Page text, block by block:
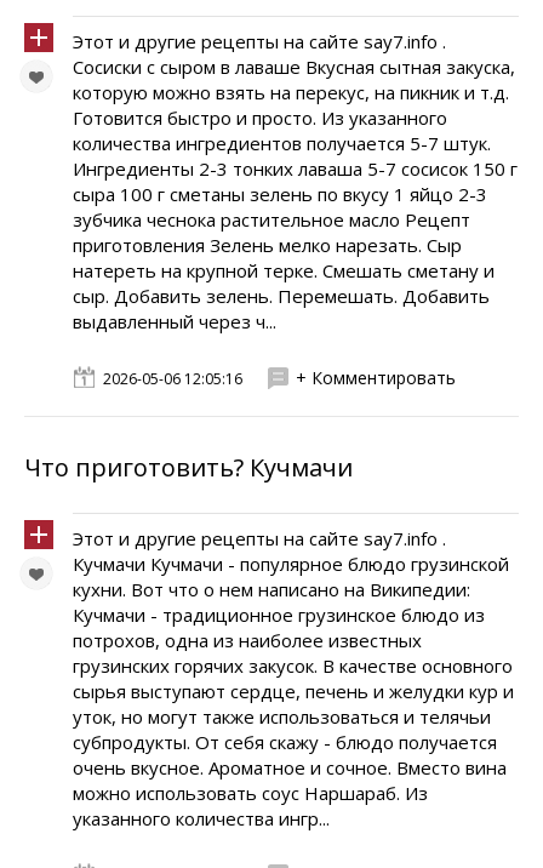
Этот и другие рецепты на сайте say7.info .
Сосиски с сыром в лаваше Вкусная сытная закуска,
которую можно взять на перекус, на пикник и т.д.
Готовится быстро и просто. Из указанного
количества ингредиентов получается 5-7 штук.
Ингредиенты 2-3 тонких лаваша 5-7 сосисок 150 г
сыра 100 г сметаны зелень по вкусу 1 яйцо 2-3
зубчика чеснока растительное масло Рецепт
приготовления Зелень мелко нарезать. Сыр
натереть на крупной терке. Смешать сметану и
сыр. Добавить зелень. Перемешать. Добавить
выдавленный через ч...
2026-05-06 12:05:16 + Комментировать
Что приготовить? Кучмачи
Этот и другие рецепты на сайте say7.info .
Кучмачи Кучмачи - популярное блюдо грузинской
кухни. Вот что о нем написано на Википедии:
Кучмачи - традиционное грузинское блюдо из
потрохов, одна из наиболее известных
грузинских горячих закусок. В качестве основного
сырья выступают сердце, печень и желудки кур и
уток, но могут также использоваться и телячьи
субпродукты. От себя скажу - блюдо получается
очень вкусное. Ароматное и сочное. Вместо вина
можно использовать соус Наршараб. Из
указанного количества ингр...